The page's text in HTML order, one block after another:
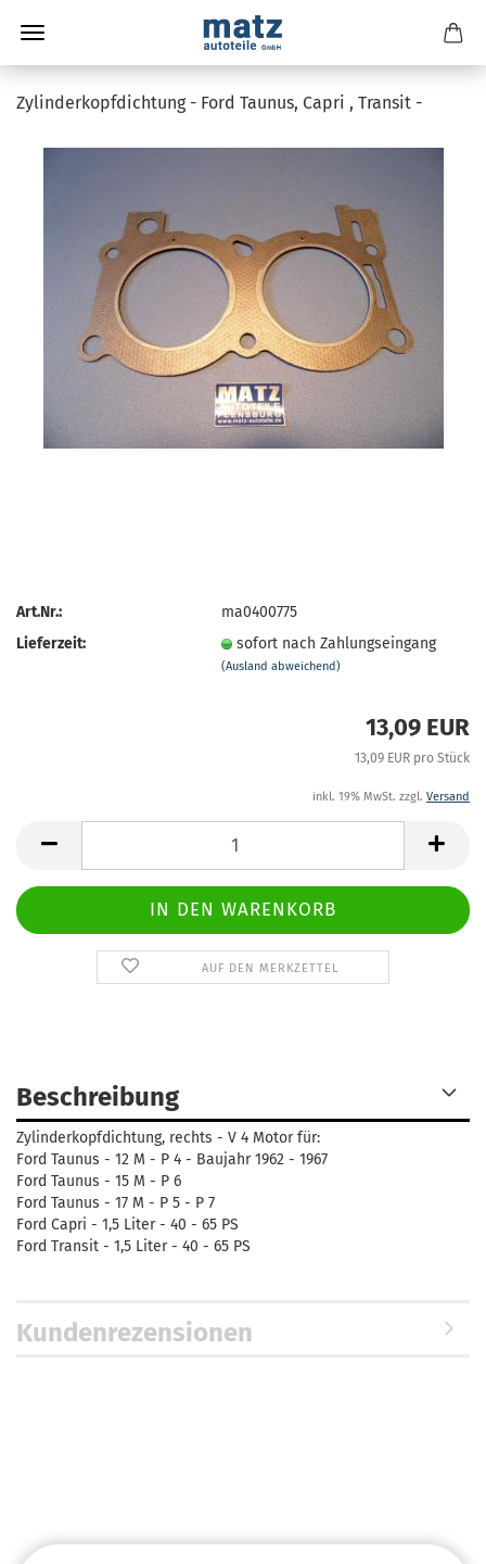
Zylinderkopfdichtung - Ford Taunus, Capri , Transit -
Art.Nr.:
ma0400775
Lieferzeit:
sofort nach Zahlungseingang
(Ausland abweichend)
13,09 EUR
13,09 EUR pro Stück
inkl. 19% MwSt. zzgl. Versand
AUF DEN MERKZETTEL
Beschreibung
Zylinderkopfdichtung, rechts - V 4 Motor für:
Ford Taunus - 12 M - P 4 - Baujahr 1962 - 1967
Ford Taunus - 15 M - P 6
Ford Taunus - 17 M - P 5 - P 7
Ford Capri - 1,5 Liter - 40 - 65 PS
Ford Transit - 1,5 Liter - 40 - 65 PS
Kundenrezensionen